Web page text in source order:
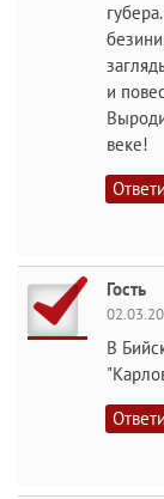
и
веке!
Гость
В